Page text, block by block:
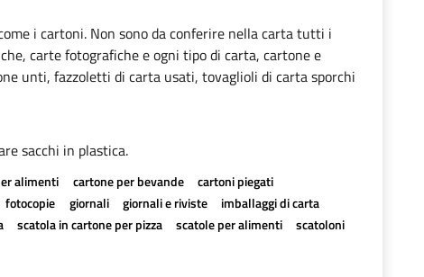
i cartoni. Non sono da conferire nella carta tutti i
carte fotografiche e ogni tipo di carta, cartone e
unti, fazzoletti di carta usati, tovaglioli di carta sporchi
sacchi in plastica.
alimenti cartone per bevande
cartoni piegati
fotocopie giornali giornali e riviste
imballaggi di carta
scatola in cartone per pizza scatole per alimenti
scatoloni